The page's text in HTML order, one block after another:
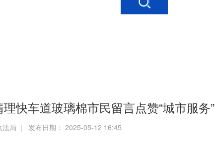
理快车道玻璃棉市民留言点赞“城市服务”
法局 | 发布日期： 2025-05-12 16:45